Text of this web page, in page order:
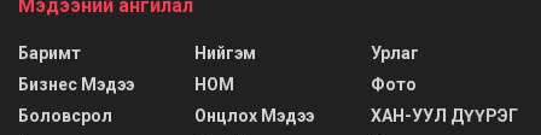
Мэдээний ангилал
Баримт
Бизнес Мэдээ
Боловсрол
Нийгэм
НОМ
Онцлох Мэдээ
Урлаг
Фото
ХАН-УУЛ ДҮҮРЭГ